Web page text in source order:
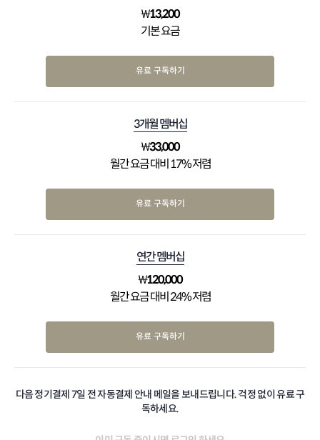
₩13,200
기본 요금
유료 구독하기
3개월 멤버십
₩33,000
월간 요금 대비 17% 저렴
유료 구독하기
연간 멤버십
₩120,000
월간 요금 대비 24% 저렴
유료 구독하기
다음 정기결제 7일 전 자동결제 안내 메일을 보내드립니다. 걱정 없이 유료 구
독하세요.